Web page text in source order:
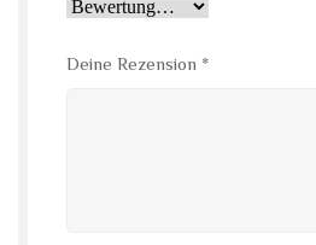
Deine Rezension *